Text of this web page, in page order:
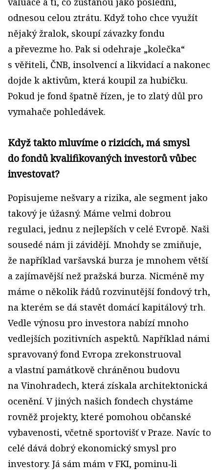
odnesou celou ztrátu. Když toho chce využít
nějaký žralok, skoupí závazky fondu
a převezme ho. Pak si odehraje „kolečka“
s věřiteli, ČNB, insolvencí a likvidací a nakonec
dojde k aktivům, která koupil za hubičku.
Pokud je fond špatně řízen, je to zlatý důl pro
vymahače pohledávek.
Když takto mluvíme o rizicích, má smysl
do fondů kvalifikovaných investorů vůbec
investovat?
Popisujeme nešvary a rizika, ale segment jako
takový je úžasný. Máme velmi dobrou
regulaci, jednu z nejlepších v celé Evropě. Naši
sousedé nám ji závidějí. Mnohdy se zmiňuje,
že například varšavská burza je mnohem větší
a zajímavější než pražská burza. Nicméně my
máme o několik řádů rozvinutější fondový trh,
na kterém se dá stavět domácí kapitálový trh.
Vedle výnosu pro investora nabízí mnoho
vedlejších pozitivních aspektů. Například námi
spravovaný fond Evropa zrekonstruoval
a vlastní památkově chráněnou budovu
na Vinohradech, která získala architektonická
ocenění. V jiných našich fondech chystáme
rovněž projekty, které pomohou občanské
vybavenosti, včetně sportovišť v Praze. Navíc to
celé dává dobrý ekonomický smysl pro
investory. Já sám mám v FKI, pominu‑li